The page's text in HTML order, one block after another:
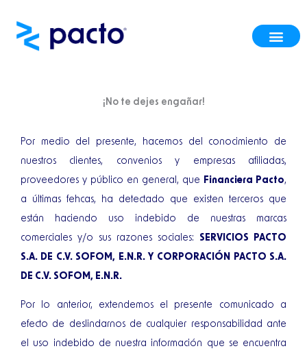
contenido
¡No te dejes engañar!
Por medio del presente, hacemos del conocimiento de
nuestros clientes, convenios y empresas afiliadas,
proveedores y público en general, que
Financiera Pacto,
a últimas fehcas, ha detectado que existen terceros que
están haciendo uso indebido de nuestras marcas
comerciales y/o sus razones sociales: SERVICIOS PACTO
S.A. DE C.V. SOFOM, E.N.R. Y CORPORACIÓN PACTO S.A.
DE C.V. SOFOM, E.N.R.
Por lo anterior, extendemos el presente comunicado a
efecto de deslindarnos de cualquier responsabilidad ante
el uso indebido de nuestra información que se encuentra